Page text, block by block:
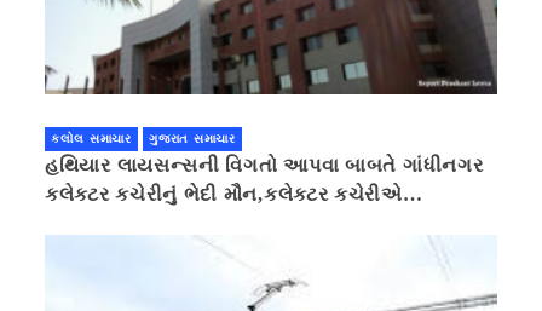
કલોલ સમાચાર ગુજરાત સમાચાર
હથિયાર લાયસન્સની વિગતો આપવા બાબતે ગાંધીનગર
કલેક્ટર કચેરીનું ભેદી મૌન,કલેક્ટર કચેરીએ